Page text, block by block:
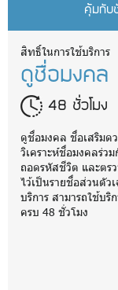
คุ้มกับ
สิทธิ์ในการใช้บริการ
ดูชื่อมงคล
48 ชั่วโมง
ดูชื่อมงคล ชื่อเสริมด
วิเคราะห์ชื่อมงคลร่
ถอดรหัสชีวิต และต
ไว้เป็นรายชื่อส่วนตัว
บริการ สามารถใช้บ
ครบ 48 ชั่วโมง